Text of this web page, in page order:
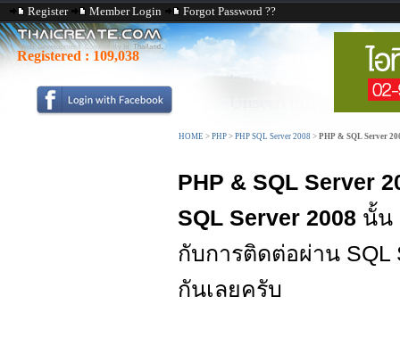
Register Member Login Forgot Password ??
Registered : 109,038
HOME > PHP > PHP SQL Server 2008 > PHP & SQL Server
PHP & SQL Server
SQL Server 2008 นั้น
กับการติดต่อผ่าน SQL
กันเลยครับ